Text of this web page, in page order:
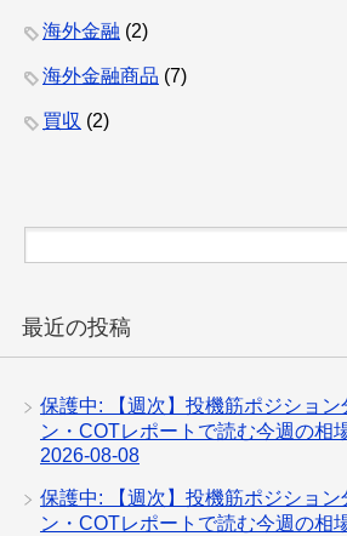
海外金融 (2)
海外金融商品 (7)
買収 (2)
最近の投稿
保護中: 【週次】投機筋ポジション
ン・COTレポートで読む今週の相
2026-08-08
保護中: 【週次】投機筋ポジション
ン・COTレポートで読む今週の相